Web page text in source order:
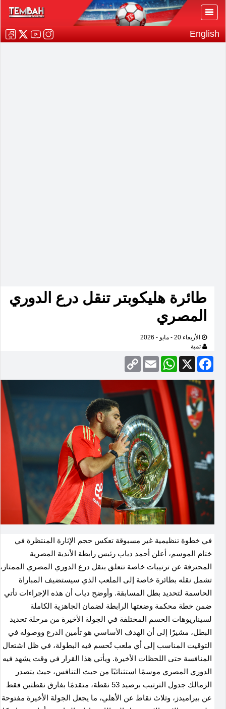
English
طائرة هليكوبتر تنقل درع الدوري
المصري
الأربعاء 20 - مايو - 2026
تمبة
Facebook
X
WhatsApp
Email
Copy
Link
في خطوة تنظيمية غير مسبوقة تعكس حجم الإثارة المنتظرة في
ختام الموسم، أعلن أحمد دياب رئيس رابطة الأندية المصرية
المحترفة عن ترتيبات خاصة تتعلق بنقل درع الدوري المصري الممتاز،
تشمل نقله بطائرة خاصة إلى الملعب الذي سيستضيف المباراة
الحاسمة لتحديد بطل المسابقة. وأوضح دياب أن هذه الإجراءات تأتي
ضمن خطة محكمة وضعتها الرابطة لضمان الجاهزية الكاملة
لسيناريوهات الحسم المختلفة في الجولة الأخيرة من مرحلة تحديد
البطل، مشيرًا إلى أن الهدف الأساسي هو تأمين الدرع ووصوله في
التوقيت المناسب إلى أي ملعب تُحسم فيه البطولة، في ظل اشتعال
المنافسة حتى اللحظات الأخيرة. ويأتي هذا القرار في وقت يشهد فيه
الدوري المصري موسمًا استثنائيًا من حيث التنافس، حيث يتصدر
الزمالك جدول الترتيب برصيد 53 نقطة، متقدمًا بفارق نقطتين فقط
عن بيراميدز، وثلاث نقاط عن الأهلي، ما يجعل الجولة الأخيرة مفتوحة